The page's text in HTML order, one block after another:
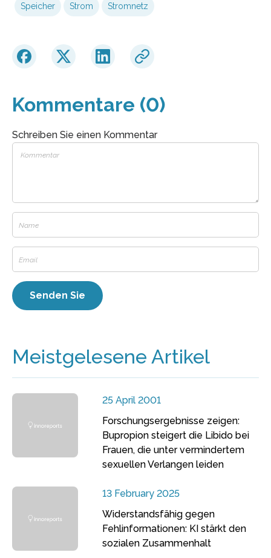
Speicher Strom Stromnetz
Kommentare (0)
Schreiben Sie einen Kommentar
Meistgelesene Artikel
25 April 2001
Forschungsergebnisse zeigen:
Bupropion steigert die Libido bei
Frauen, die unter vermindertem
sexuellen Verlangen leiden
13 February 2025
Widerstandsfähig gegen
Fehlinformationen: KI stärkt den
sozialen Zusammenhalt